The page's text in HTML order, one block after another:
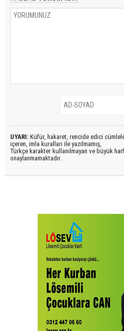
UYARI: Küfür, hakaret, rencide edici
içeren, imla kuralları ile yazılmamış,
Türkçe karakter kullanılmayan ve büyük
onaylanmamaktadır.